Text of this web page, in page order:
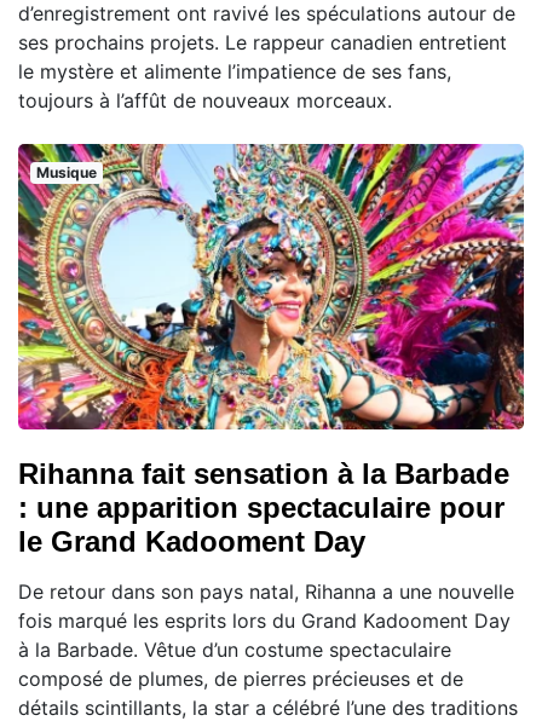
d’enregistrement ont ravivé les spéculations autour de
ses prochains projets. Le rappeur canadien entretient
le mystère et alimente l’impatience de ses fans,
toujours à l’affût de nouveaux morceaux.
Musique
Rihanna fait sensation à la Barbade
: une apparition spectaculaire pour
le Grand Kadooment Day
De retour dans son pays natal, Rihanna a une nouvelle
fois marqué les esprits lors du Grand Kadooment Day
à la Barbade. Vêtue d’un costume spectaculaire
composé de plumes, de pierres précieuses et de
détails scintillants, la star a célébré l’une des traditions